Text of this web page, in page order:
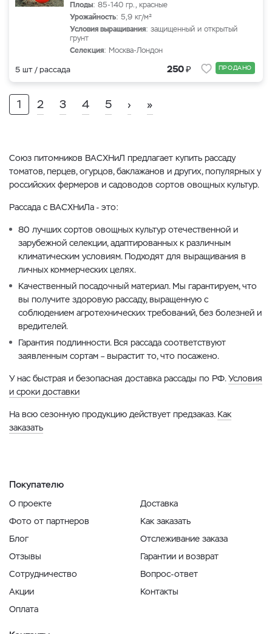
Плоды: 85-140 гр., красные
Урожайность: 5,9 кг/м²
Условия выращивания: защищенный и открытый
грунт
Селекция: Москва-Лондон
5 шт / рассада 250₽ ПРОДАНО
1 2 3 4 5 › »
Союз питомников ВАСХНиЛ предлагает купить рассаду
томатов, перцев, огурцов, баклажанов и других, популярных у
российских фермеров и садоводов сортов овощных культур.
Рассада с ВАСХНиЛа - это:
80 лучших сортов овощных культур отечественной и
зарубежной селекции, адаптированных к различным
климатическим условиям. Подходят для выращивания в
личных коммерческих целях.
Качественный посадочный материал. Мы гарантируем, что
вы получите здоровую рассаду, выращенную с
соблюдением агротехнических требований, без болезней и
вредителей.
Гарантия подлинности. Вся рассада соответствуют
заявленным сортам – вырастит то, что посажено.
У нас быстрая и безопасная доставка рассады по РФ.Условия
и сроки доставки
На всю сезонную продукцию действует предзаказ. Как
заказать
Покупателю
О проекте
Фото от партнеров
Блог
Отзывы
Сотрудничество
Акции
Оплата
Доставка
Как заказать
Отслеживание заказа
Гарантии и возврат
Вопрос-ответ
Контакты